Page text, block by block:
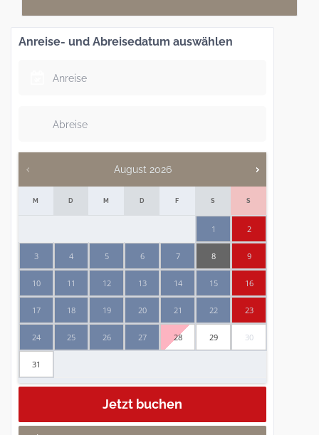
Anreise- und Abreisedatum auswählen
August 2026
M D M D F S S
1 2
3 4 5 6 7 8 9
10 11 12 13 14 15 16
17 18 19 20 21 22 23
24 25 26 27 28 29 30
31